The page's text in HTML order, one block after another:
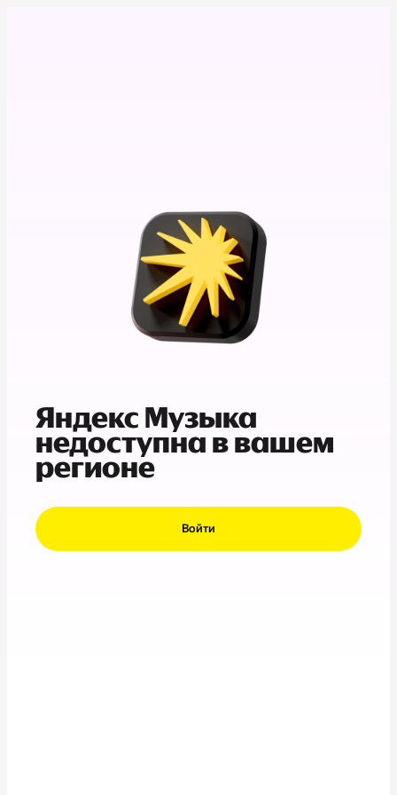
Яндекс Музыка
недоступна в вашем
регионе
Войти